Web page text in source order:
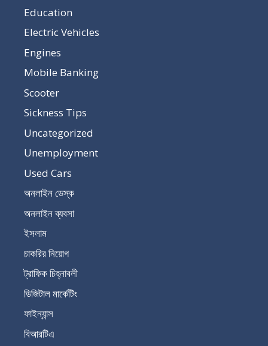
Education
Electric Vehicles
Engines
Mobile Banking
Scooter
Sickness Tips
Uncategorized
Unemployment
Used Cars
অনলাইন ডেস্ক
অনলাইন ব্যবসা
ইসলাম
চাকরির নিয়োগ
ট্রাফিক চিহ্নাবলী
ডিজিটাল মার্কেটিং
ফাইন্যান্স
বিআরটিএ